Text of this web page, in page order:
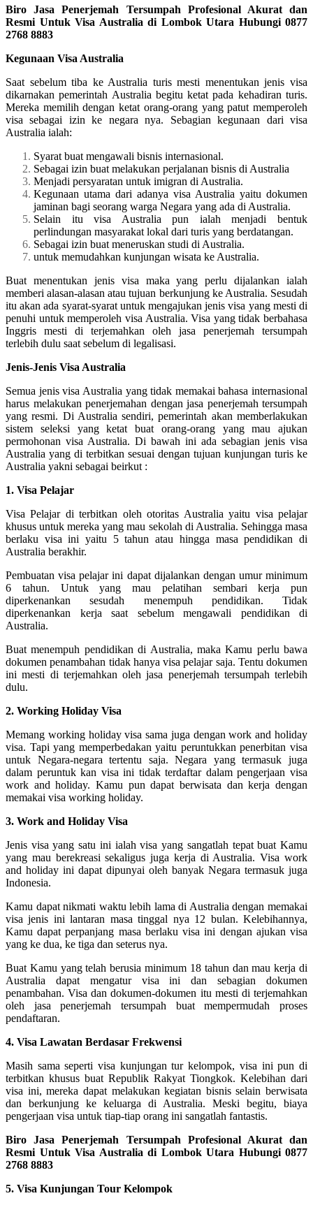
Biro Jasa Penerjemah Tersumpah Profesional Akurat dan
Resmi Untuk Visa Australia di Lombok Utara Hubungi 0877
2768 8883
Kegunaan Visa Australia
Saat sebelum tiba ke Australia turis mesti menentukan jenis visa
dikarnakan pemerintah Australia begitu ketat pada kehadiran turis.
Mereka memilih dengan ketat orang-orang yang patut memperoleh
visa sebagai izin ke negara nya. Sebagian kegunaan dari visa
Australia ialah:
Syarat buat mengawali bisnis internasional.
Sebagai izin buat melakukan perjalanan bisnis di Australia
Menjadi persyaratan untuk imigran di Australia.
Kegunaan utama dari adanya visa Australia yaitu dokumen
jaminan bagi seorang warga Negara yang ada di Australia.
Selain itu visa Australia pun ialah menjadi bentuk
perlindungan masyarakat lokal dari turis yang berdatangan.
Sebagai izin buat meneruskan studi di Australia.
untuk memudahkan kunjungan wisata ke Australia.
Buat menentukan jenis visa maka yang perlu dijalankan ialah
memberi alasan-alasan atau tujuan berkunjung ke Australia. Sesudah
itu akan ada syarat-syarat untuk mengajukan jenis visa yang mesti di
penuhi untuk memperoleh visa Australia. Visa yang tidak berbahasa
Inggris mesti di terjemahkan oleh jasa penerjemah tersumpah
terlebih dulu saat sebelum di legalisasi.
Jenis-Jenis Visa Australia
Semua jenis visa Australia yang tidak memakai bahasa internasional
harus melakukan penerjemahan dengan jasa penerjemah tersumpah
yang resmi. Di Australia sendiri, pemerintah akan memberlakukan
sistem seleksi yang ketat buat orang-orang yang mau ajukan
permohonan visa Australia. Di bawah ini ada sebagian jenis visa
Australia yang di terbitkan sesuai dengan tujuan kunjungan turis ke
Australia yakni sebagai beirkut :
1. Visa Pelajar
Visa Pelajar di terbitkan oleh otoritas Australia yaitu visa pelajar
khusus untuk mereka yang mau sekolah di Australia. Sehingga masa
berlaku visa ini yaitu 5 tahun atau hingga masa pendidikan di
Australia berakhir.
Pembuatan visa pelajar ini dapat dijalankan dengan umur minimum
6 tahun. Untuk yang mau pelatihan sembari kerja pun
diperkenankan sesudah menempuh pendidikan. Tidak
diperkenankan kerja saat sebelum mengawali pendidikan di
Australia.
Buat menempuh pendidikan di Australia, maka Kamu perlu bawa
dokumen penambahan tidak hanya visa pelajar saja. Tentu dokumen
ini mesti di terjemahkan oleh jasa penerjemah tersumpah terlebih
dulu.
2. Working Holiday Visa
Memang working holiday visa sama juga dengan work and holiday
visa. Tapi yang memperbedakan yaitu peruntukkan penerbitan visa
untuk Negara-negara tertentu saja. Negara yang termasuk juga
dalam peruntuk kan visa ini tidak terdaftar dalam pengerjaan visa
work and holiday. Kamu pun dapat berwisata dan kerja dengan
memakai visa working holiday.
3. Work and Holiday Visa
Jenis visa yang satu ini ialah visa yang sangatlah tepat buat Kamu
yang mau berekreasi sekaligus juga kerja di Australia. Visa work
and holiday ini dapat dipunyai oleh banyak Negara termasuk juga
Indonesia.
Kamu dapat nikmati waktu lebih lama di Australia dengan memakai
visa jenis ini lantaran masa tinggal nya 12 bulan. Kelebihannya,
Kamu dapat perpanjang masa berlaku visa ini dengan ajukan visa
yang ke dua, ke tiga dan seterus nya.
Buat Kamu yang telah berusia minimum 18 tahun dan mau kerja di
Australia dapat mengatur visa ini dan sebagian dokumen
penambahan. Visa dan dokumen-dokumen itu mesti di terjemahkan
oleh jasa penerjemah tersumpah buat mempermudah proses
pendaftaran.
4. Visa Lawatan Berdasar Frekwensi
Masih sama seperti visa kunjungan tur kelompok, visa ini pun di
terbitkan khusus buat Republik Rakyat Tiongkok. Kelebihan dari
visa ini, mereka dapat melakukan kegiatan bisnis selain berwisata
dan berkunjung ke keluarga di Australia. Meski begitu, biaya
pengerjaan visa untuk tiap-tiap orang ini sangatlah fantastis.
Biro Jasa Penerjemah Tersumpah Profesional Akurat dan
Resmi Untuk Visa Australia di Lombok Utara Hubungi 0877
2768 8883
5. Visa Kunjungan Tour Kelompok